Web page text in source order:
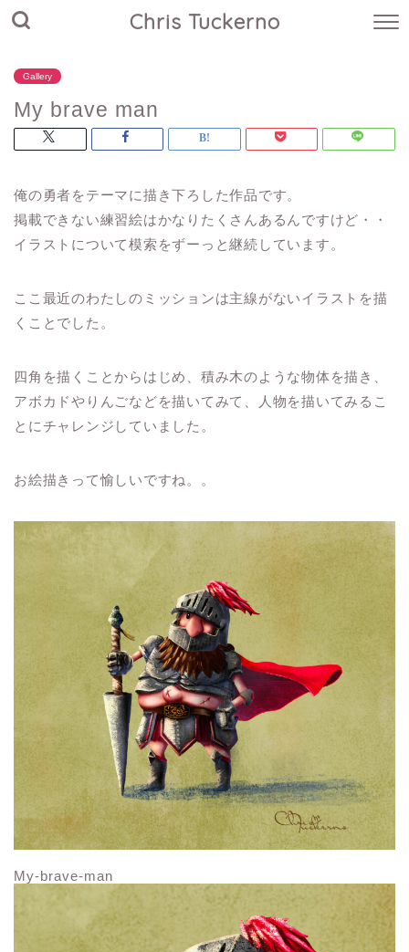
Chris Tuckerno
Gallery
My brave man
俺の勇者をテーマに描き下ろした作品です。
掲載できない練習絵はかなりたくさんあるんですけど・・
イラストについて模索をずーっと継続しています。
ここ最近のわたしのミッションは主線がないイラストを描
くことでした。
四角を描くことからはじめ、積み木のような物体を描き、
アボカドやりんごなどを描いてみて、人物を描いてみるこ
とにチャレンジしていました。
お絵描きって愉しいですね。。
My-brave-man